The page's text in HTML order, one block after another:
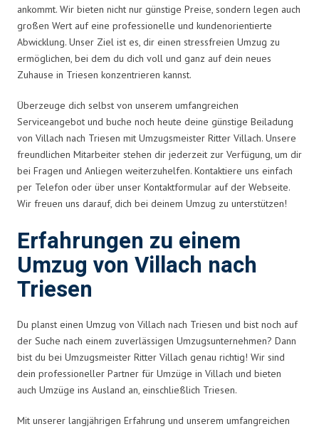
ankommt. Wir bieten nicht nur günstige Preise, sondern legen auch
großen Wert auf eine professionelle und kundenorientierte
Abwicklung. Unser Ziel ist es, dir einen stressfreien Umzug zu
ermöglichen, bei dem du dich voll und ganz auf dein neues
Zuhause in Triesen konzentrieren kannst.
Überzeuge dich selbst von unserem umfangreichen
Serviceangebot und buche noch heute deine günstige Beiladung
von Villach nach Triesen mit Umzugsmeister Ritter Villach. Unsere
freundlichen Mitarbeiter stehen dir jederzeit zur Verfügung, um dir
bei Fragen und Anliegen weiterzuhelfen. Kontaktiere uns einfach
per Telefon oder über unser Kontaktformular auf der Webseite.
Wir freuen uns darauf, dich bei deinem Umzug zu unterstützen!
Erfahrungen zu einem
Umzug von Villach nach
Triesen
Du planst einen Umzug von Villach nach Triesen und bist noch auf
der Suche nach einem zuverlässigen Umzugsunternehmen? Dann
bist du bei Umzugsmeister Ritter Villach genau richtig! Wir sind
dein professioneller Partner für Umzüge in Villach und bieten
auch Umzüge ins Ausland an, einschließlich Triesen.
Mit unserer langjährigen Erfahrung und unserem umfangreichen